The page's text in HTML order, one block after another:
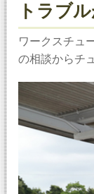
トラブ
ワークスチュ
の相談からチ